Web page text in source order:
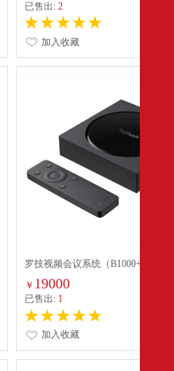
已售出:2
加入收藏
罗技视频会议系统（
￥ 19000
已售出: 1
加入收藏